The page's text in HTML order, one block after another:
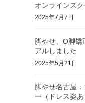
オンラインス
2025年7月7日
脚やせ、O脚
アルしました
2025年5月21日
脚やせ名古屋
ー（ドレス姿あ